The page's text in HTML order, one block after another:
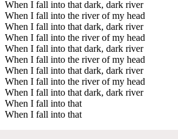
When I fall into that dark, dark river
When I fall into the river of my head
When I fall into that dark, dark river
When I fall into the river of my head
When I fall into that dark, dark river
When I fall into the river of my head
When I fall into that dark, dark river
When I fall into the river of my head
When I fall into that dark, dark river
When I fall into that
When I fall into that